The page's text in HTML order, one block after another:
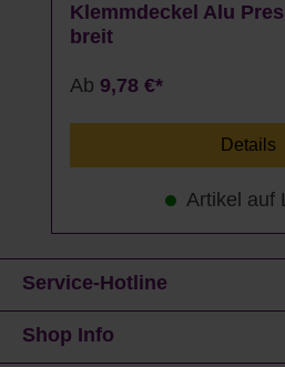
Klemmdeckel Alu
breit
Ab 9,78 €*
Details
Artikel auf
Service-Hotline
Shop Info